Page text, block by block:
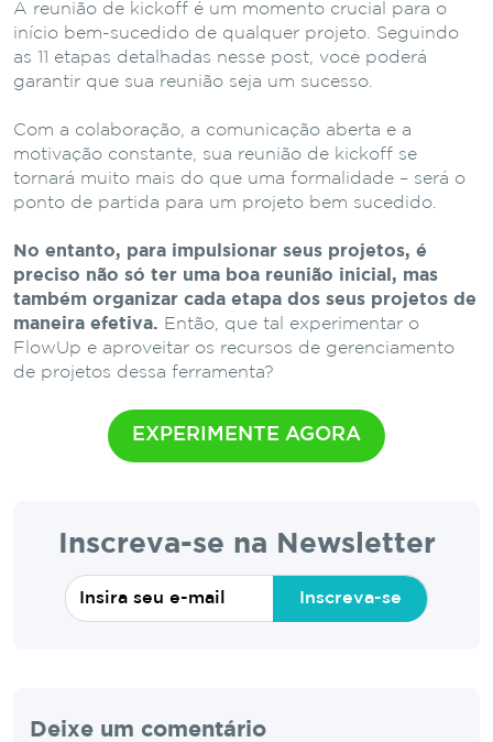
A reunião de kickoff é um momento crucial para o
início bem-sucedido de qualquer projeto. Seguindo
as 11 etapas detalhadas nesse post, você poderá
garantir que sua reunião seja um sucesso.
Com a colaboração, a comunicação aberta e a
motivação constante, sua reunião de kickoff se
tornará muito mais do que uma formalidade – será o
ponto de partida para um projeto bem sucedido.
No entanto, para impulsionar seus projetos, é
preciso não só ter uma boa reunião inicial, mas
também organizar cada etapa dos seus projetos de
maneira efetiva. Então, que tal experimentar o
FlowUp e aproveitar os recursos de gerenciamento
de projetos dessa ferramenta?
EXPERIMENTE AGORA
Inscreva-se na Newsletter
Inscreva-se
Deixe um comentário